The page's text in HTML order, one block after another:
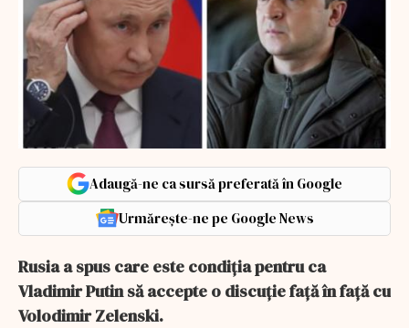
Adaugă-ne ca sursă preferată în Google
Urmărește-ne pe Google News
Rusia a spus care este condiţia pentru ca
Vladimir Putin să accepte o discuţie faţă în faţă cu
Volodimir Zelenski.